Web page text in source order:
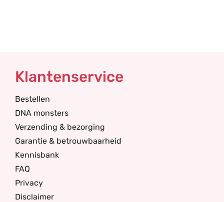
Klantenservice
Bestellen
DNA monsters
Verzending & bezorging
Garantie & betrouwbaarheid
Kennisbank
FAQ
Privacy
Disclaimer